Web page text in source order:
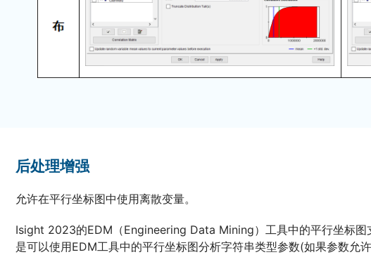
后处理增强
允许在平行坐标图中使用离散变量。
Isight 2023的EDM（Engineering Data Mining）工具中的平行坐标图
是可以使用EDM工具中的平行坐标图分析字符串类型参数(如果参数允许